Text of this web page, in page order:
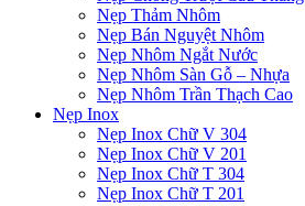
Nẹp Thảm Nhôm
Nẹp Bán Nguyệt Nhôm
Nẹp Nhôm Ngắt Nước
Nẹp Nhôm Sàn Gỗ – Nhựa
Nẹp Nhôm Trần Thạch Cao
Nẹp Inox
Nẹp Inox Chữ V 304
Nẹp Inox Chữ V 201
Nẹp Inox Chữ T 304
Nẹp Inox Chữ T 201